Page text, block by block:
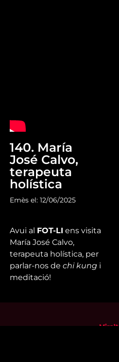
140. María
José Calvo,
terapeuta
holística
Emès el: 12/06/2025
Avui al FOT-LI ens visita
María José Calvo,
terapeuta holística, per
parlar-nos de chi kung i
meditació!
Mira’t